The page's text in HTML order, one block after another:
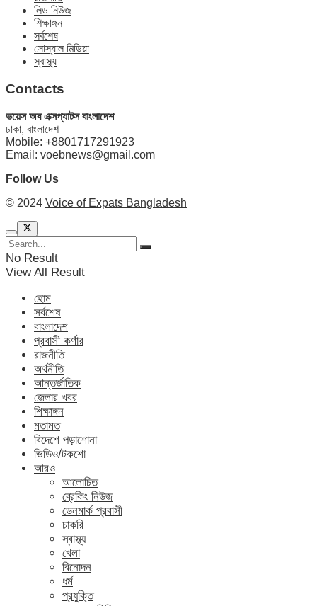
লিড নিউজ
শিক্ষাঙ্গন
সর্বশেষ
সোস্যাল মিডিয়া
স্বাস্থ্য
Contacts
ভয়েস অব এক্সপ্যাটস বাংলাদেশ
ঢাকা, বাংলাদেশ
Mobile: +8801717291923
Email: voebnews@gmail.com
Follow Us
© 2024 Voice of Expats Bangladesh
No Result
View All Result
হোম
সর্বশেষ
বাংলাদেশ
প্রবাসী কর্ণার
রাজনীতি
অর্থনীতি
আন্তর্জাতিক
জেলার খবর
শিক্ষাঙ্গন
মতামত
বিদেশে পড়াশোনা
ভিডিও/টকশো
আরও
আলোচিত
ব্রেকিং নিউজ
ডেনমার্ক প্রবাসী
চাকরি
স্বাস্থ্য
খেলা
বিনোদন
ধর্ম
প্রযুক্তি